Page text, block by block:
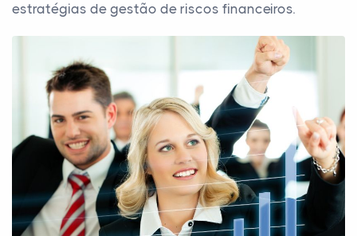
estratégias de gestão de riscos financeiros.